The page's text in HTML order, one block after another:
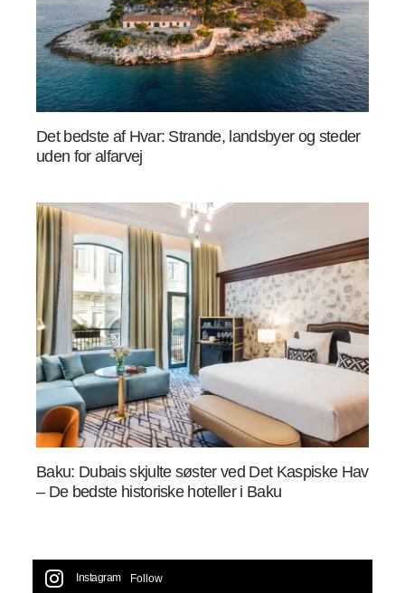
Det bedste af Hvar: Strande, landsbyer og steder
uden for alfarvej
Baku: Dubais skjulte søster ved Det Kaspiske Hav
– De bedste historiske hoteller i Baku
Instagram Follow